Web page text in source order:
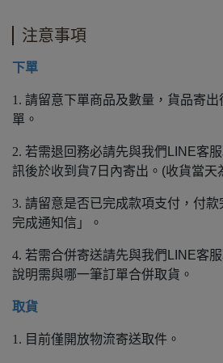
注意事項
下單
1. 請留意下單商品及數量，貨品寄
單。
2. 若需退回務必請先與我們LINE客
訊後於收到貨7日內寄出。(收貨當天
3. 請留意是否已完成款項支付，付
完成通知信」。
4. 若需合併寄送請先與我們LINE客
說明需與哪一筆訂單合併取貨。
取貨
1. 目前僅開放物流寄送取件。